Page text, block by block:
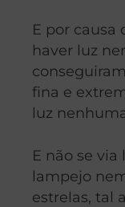
E por causa
haver luz
fina e
luz
E não se
lampejo
estrelas, tal